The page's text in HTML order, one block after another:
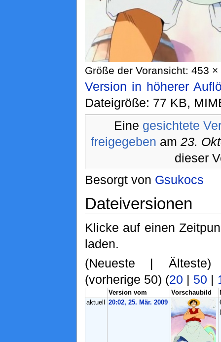
Größe der Voransicht: 453
Version in höherer
Dateigröße: 77 KB,
Eine gesichtete
freigegeben am 23.
dieser
Besorgt von Gsukocs
Dateiversionen
Klicke auf einen
laden.
(Neueste |
(vorherige 50) (20 | 50 |
Version vom Vorschaubild
aktuell
20:02, 25. Mär. 2009